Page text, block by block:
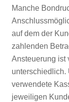
Manche
auf dem der
zahlenden
Ansteuerung ist
unterschiedlich.
verwendete
jeweiligen